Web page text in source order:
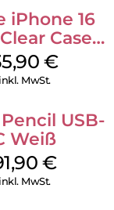
iPhone 16
Case
€
inkl. MwSt.
USB-
Weiß
€
inkl. MwSt.